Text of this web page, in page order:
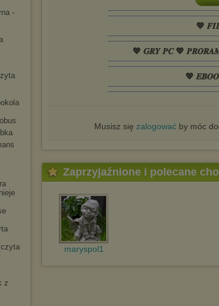
-
z
💖
💖 𝑮𝑹𝒀 𝑷𝑪 💖
💖
Musisz się zalogowaćby móc
Zaprzyjaźnione i polecane
maryspol1